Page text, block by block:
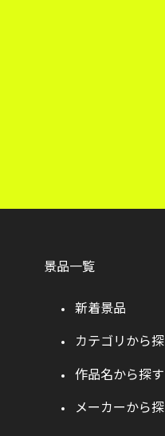
景品一覧
新着景品
カテゴリから
作品名から探す
メーカーから